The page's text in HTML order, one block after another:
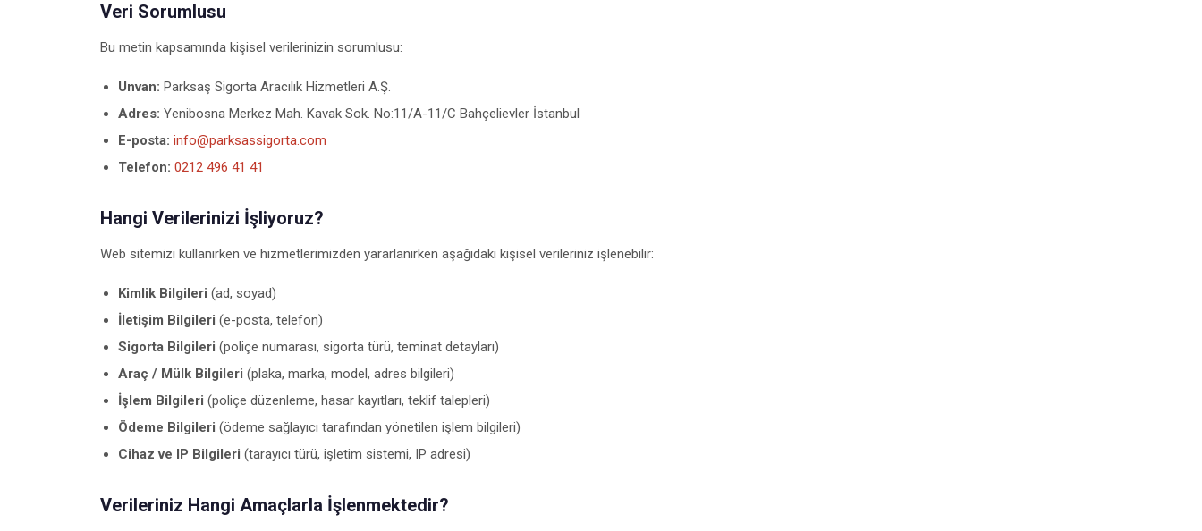
Veri Sorumlusu
Bu metin kapsamında kişisel verilerinizin sorumlusu:
Unvan: Parksaş Sigorta Aracılık Hizmetleri A.Ş.
Adres: Yenibosna Merkez Mah. Kavak Sok. No:11/A-11/C Bahçelievler İstanbul
E-posta: info@parksassigorta.com
Telefon: 0212 496 41 41
Hangi Verilerinizi İşliyoruz?
Web sitemizi kullanırken ve hizmetlerimizden yararlanırken aşağıdaki kişisel verileriniz işlenebilir:
Kimlik Bilgileri (ad, soyad)
İletişim Bilgileri (e-posta, telefon)
Sigorta Bilgileri (poliçe numarası, sigorta türü, teminat detayları)
Araç / Mülk Bilgileri (plaka, marka, model, adres bilgileri)
İşlem Bilgileri (poliçe düzenleme, hasar kayıtları, teklif talepleri)
Ödeme Bilgileri (ödeme sağlayıcı tarafından yönetilen işlem bilgileri)
Cihaz ve IP Bilgileri (tarayıcı türü, işletim sistemi, IP adresi)
Verileriniz Hangi Amaçlarla İşlenmektedir?